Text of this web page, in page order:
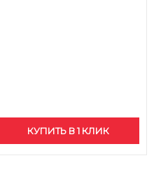
КУПИТЬ В 1 КЛИК